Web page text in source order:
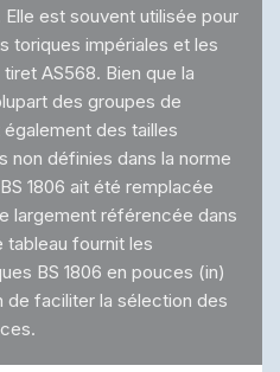
est souvent utilisée pour
toriques impériales et les
AS568. Bien que la
des groupes de
des tailles
non définies dans la norme
1806 ait été remplacée
largement référencée dans
fournit les
BS 1806 en pouces (in)
de faciliter la sélection des